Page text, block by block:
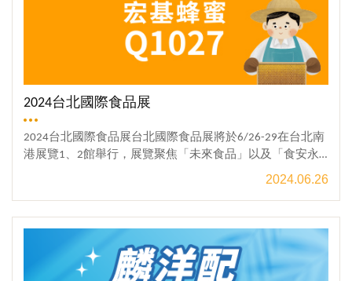
2024台北國際食品展
2024台北國際食品展台北國際食品展將於6/26-29在台北南
港展覽1、2館舉行，展覽聚焦「未來食品」以及「食安永
續」兩大主軸。今年的食品展，宏基蜂蜜X賴爺爺蜜蜂小森
玩，暢聊你想知道的蜜蜂&蜂蜜大小事。偷偷說?：現場有
準備小禮物，歡迎蜜友揪朋友們一起來逛展!!展覽日期：20
24/06/26--06/29展覽時間：6/26-28→10:00-18:00 6/29→
2024.06.26
觀看更多